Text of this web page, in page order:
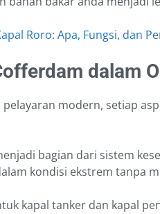
Roro: Apa, Fungsi, dan
dalam
pelayaran modern, setiap
bagian dari sistem
kondisi ekstrem tanpa
kapal tanker dan kapal